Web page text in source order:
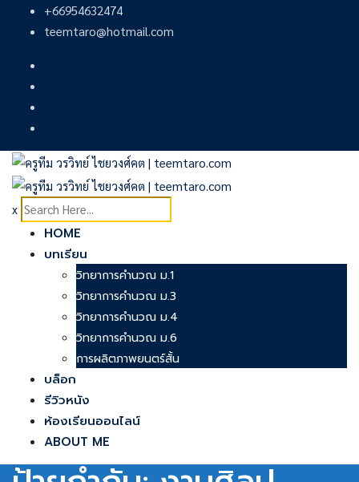
+66954632474
teemtaro@hotmail.com
x
HOME
บทเรียน
วิทยาการคำนวณ ม.1
วิทยาการคำนวณ ม.3
วิทยาการคำนวณ ม.4
วิทยาการคำนวณ ม.6
การผลิตภาพยนตร์สั้น
บล็อก
รีวิวหนัง
ห้องเรียนออนไลน์
ABOUT ME